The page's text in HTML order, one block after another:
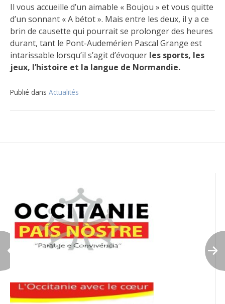
Il vous accueille d’un aimable « Boujou » et vous quitte
d’un sonnant « A bétot ». Mais entre les deux, il y a ce
brin de causette qui pourrait se prolonger des heures
durant, tant le Pont-Audemérien Pascal Grange est
intarissable lorsqu’il s’agit d’évoquer les sports, les
jeux, l’histoire et la langue de Normandie.
Publié dans Actualités